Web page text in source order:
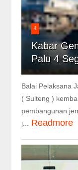
4
Kabar
Palu 4
Balai Pelaksana
( Sulteng )
pembangunan
j...
Readmore